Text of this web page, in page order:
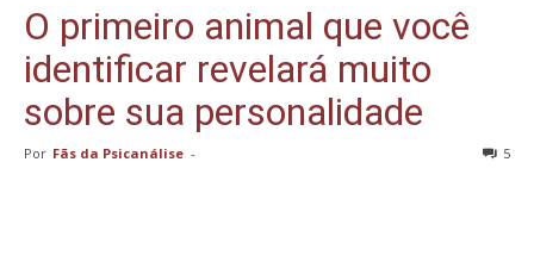
O primeiro animal que você
identificar revelará muito
sobre sua personalidade
Por Fãs da Psicanálise - 5